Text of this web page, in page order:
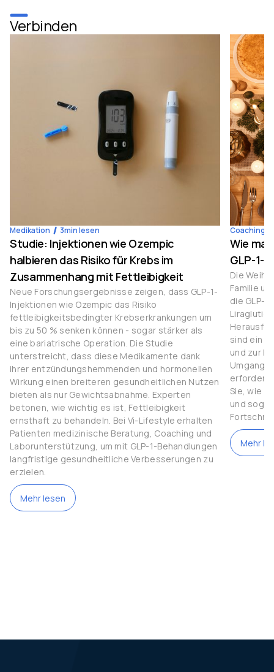
Verbinden
Medikation 3min lesen
Studie: Injektionen wie Ozempic
halbieren das Risiko für Krebs im
Zusammenhang mit Fettleibigkeit
Neue Forschungsergebnisse zeigen, dass GLP-1-
Injektionen wie Ozempic das Risiko
fettleibigkeitsbedingter Krebserkrankungen um
bis zu 50 % senken können - sogar stärker als
eine bariatrische Operation. Die Studie
unterstreicht, dass diese Medikamente dank
ihrer entzündungshemmenden und hormonellen
Wirkung einen breiteren gesundheitlichen Nutzen
bieten als nur Gewichtsabnahme. Experten
betonen, wie wichtig es ist, Fettleibigkeit
ernsthaft zu behandeln. Bei Vi-Lifestyle erhalten
Patienten medizinische Beratung, Coaching und
Laborunterstützung, um mit GLP-1-Behandlungen
langfristige gesundheitliche Verbesserungen zu
erzielen.
Mehr lesen
Coaching
Wie
GLP-1-
Die
Familie
die GLP-
sind ein
und zur
Umgang
erfordert
Sie, wie
und
Mehr